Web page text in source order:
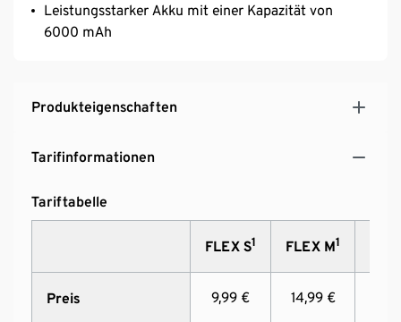
Leistungsstarker Akku mit einer Kapazität von
6000 mAh
Produkteigenschaften
Tarifinformationen
Tariftabelle
FLEX S1 FLEX M1
Preis 9,99 € 14,99 €